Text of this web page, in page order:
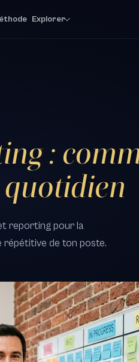
Explorer
:
reporting pour la
de ton poste.